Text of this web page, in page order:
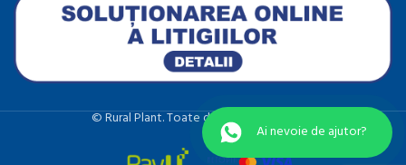
©️ Rural Plant. Toate drepturile rezervate.
Ai nevoie de ajutor?